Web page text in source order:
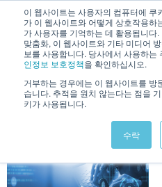
이 웹사이트는 사용자의 컴퓨터에
가 이 웹사이트와 어떻게 상호작용
가 사용자를 기억하는 데 활용됩니
맞춤화, 이 웹사이트와 기타 미디어
보를 사용합니다. 당사에서 사용하는
인정보 보호정책을 확인하십시오.
거부하는 경우에는 이 웹사이트를
습니다. 추적을 원치 않는다는 점을
키가 사용됩니다.
수락